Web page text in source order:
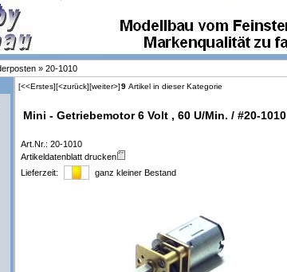
» 20-1010
[<<Erstes][<zurück][weiter>]9 Artikel in dieser Kategorie
Mini - Getriebemotor 6 Volt , 60 U/Min. / #20-1010
Art.Nr.: 20-1010
Artikeldatenblatt drucken
Lieferzeit:
ganz kleiner Bestand